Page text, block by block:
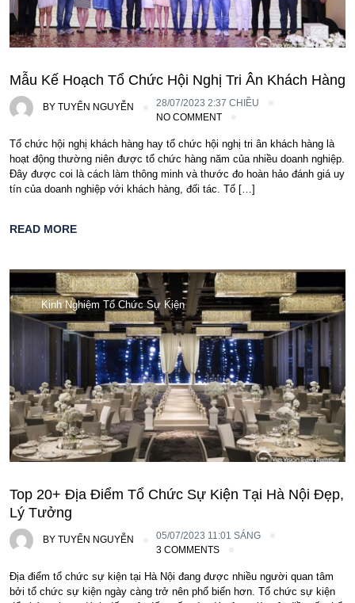
Mẫu Kế Hoạch Tổ Chức Hội Nghị Tri Ân Khách Hàng
BY TUYỂN NGUYỄN
28/07/2023 2:37 CHIỀU
NO COMMENT
Tổ chức hội nghị khách hàng hay tổ chức hội nghị tri ân khách hàng là
hoạt động thường niên được tổ chức hàng năm của nhiều doanh nghiệp.
Đây được coi là cách làm thông minh và thước đo hoàn hảo đánh giá uy
tín của doanh nghiệp với khách hàng, đối tác. Tổ […]
READ MORE
Kinh Nghiệm Tổ Chức Sự Kiện
Top 20+ Địa Điểm Tổ Chức Sự Kiện Tại Hà Nội Đẹp,
Lý Tưởng
BY TUYỂN NGUYỄN
05/07/2023 11:01 SÁNG
3 COMMENTS
Địa điểm tổ chức sự kiện tại Hà Nội đang được nhiều người quan tâm
bởi tổ chức sự kiện ngày càng trở nên phổ biến hơn. Tổ chức sự kiện